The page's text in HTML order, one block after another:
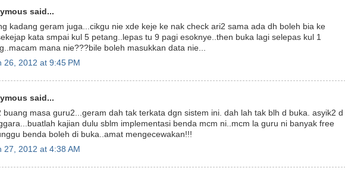
said...
kadang geram juga...cikgu nie xde keje ke nak check ari2 sama ada dh boleh bia ke
kata smpai kul 5 petang..lepas tu 9 pagi esoknye..then buka lagi selepas kul 1
mana nie???bile boleh masukkan data nie...
26, 2012 at 9:45 PM
said...
buang masa guru2...geram dah tak terkata dgn sistem ini. dah lah tak blh d buka. asyik2 d
kajian dulu sblm implementasi benda mcm ni..mcm la guru ni banyak free
benda boleh di buka..amat mengecewakan!!!
27, 2012 at 4:38 AM